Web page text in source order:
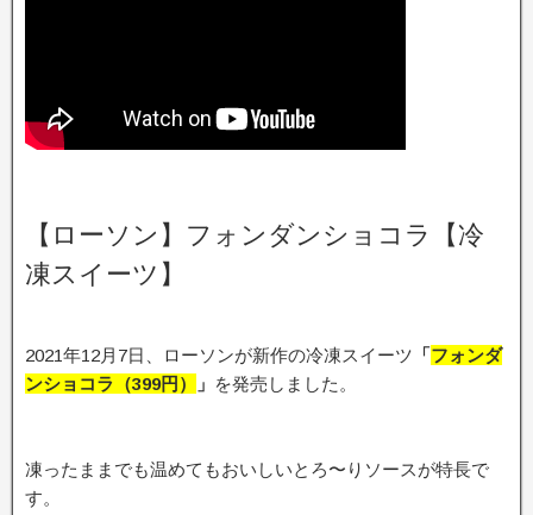
【ローソン】フォンダンショコラ【冷
凍スイーツ】
2021年12月7日、ローソンが新作の冷凍スイーツ 「フォンダ
ンショコラ （399円） 」 を発売しました。
凍ったままでも温めてもおいしいとろ〜りソースが特長で
す。